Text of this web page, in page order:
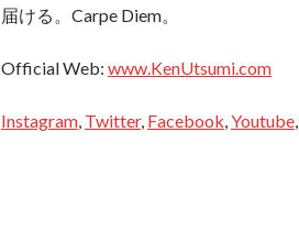
届ける。Carpe Diem。
Official Web: www.KenUtsumi.com
Instagram, Twitter, Facebook,Youtube,